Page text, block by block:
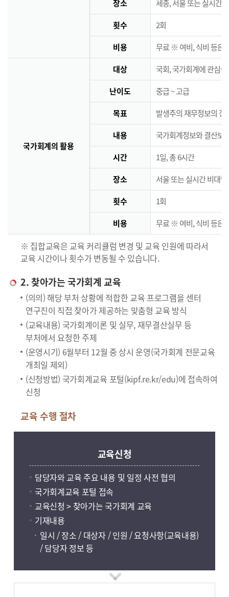
장소 세종, 서울 또는 실시간
횟수 2회
비용 무료 ※ 여비, 식비 등은
국가회계의 활용
대상 국회, 국가회계에 관심
난이도 중급 ~ 고급
목표 발생주의 재무정보의 정
내용 국가회계정보와 결산보
시간 1일, 총 6시간
장소 서울 또는 실시간 비대
횟수 1회
비용 무료 ※ 여비, 식비 등은
※ 집합교육은 교육 커리큘럼 변경 및 교육 인원에 따라서
교육 시간이나 횟수가 변동될 수 있습니다.
2. 찾아가는 국가회계 교육
(의의) 해당 부처 상황에 적합한 교육 프로그램을 센터
연구진이 직접 찾아가 제공하는 맞춤형 교육 방식
(교육내용) 국가회계이론 및 실무, 재무결산실무 등
부처에서 요청한 주제
(운영시기) 6월부터 12월 중 상시 운영(국가회계 전문교육
개최일 제외)
(신청방법) 국가회계교육 포털(kipf.re.kr/edu)에 접속하여
신청
교육 수행 절차
교육신청
담당자와 교육 주요 내용 및 일정 사전 협의
국가회계교육 포털 접속
교육신청 > 찾아가는 국가회계 교육
기재내용
일시 / 장소 / 대상자 / 인원 / 요청사항(교육내용)
/ 담당자 정보 등